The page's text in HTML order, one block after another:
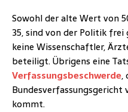
Sowohl der alte Wert von
35, sind von der Politik
keine Wissenschaftler,
beteiligt. Übrigens eine
Verfassungsbeschwerde,
Bundesverfassungsgericht
kommt.